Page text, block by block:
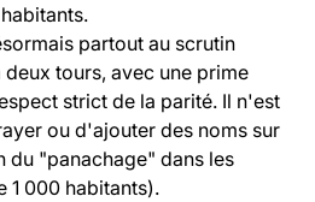
partout au scrutin
tours, avec une prime
strict de la parité. Il n'est
ou d'ajouter des noms sur
du "panachage" dans les
1 000 habitants).